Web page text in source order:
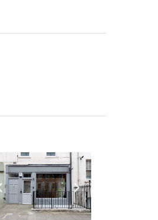
slide
Show previous slideShow next slide